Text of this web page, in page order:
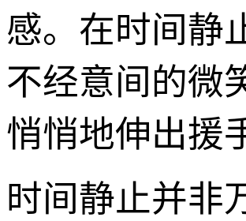
感。在时间静
不经意间的微
悄悄地伸出援
时间静止并非